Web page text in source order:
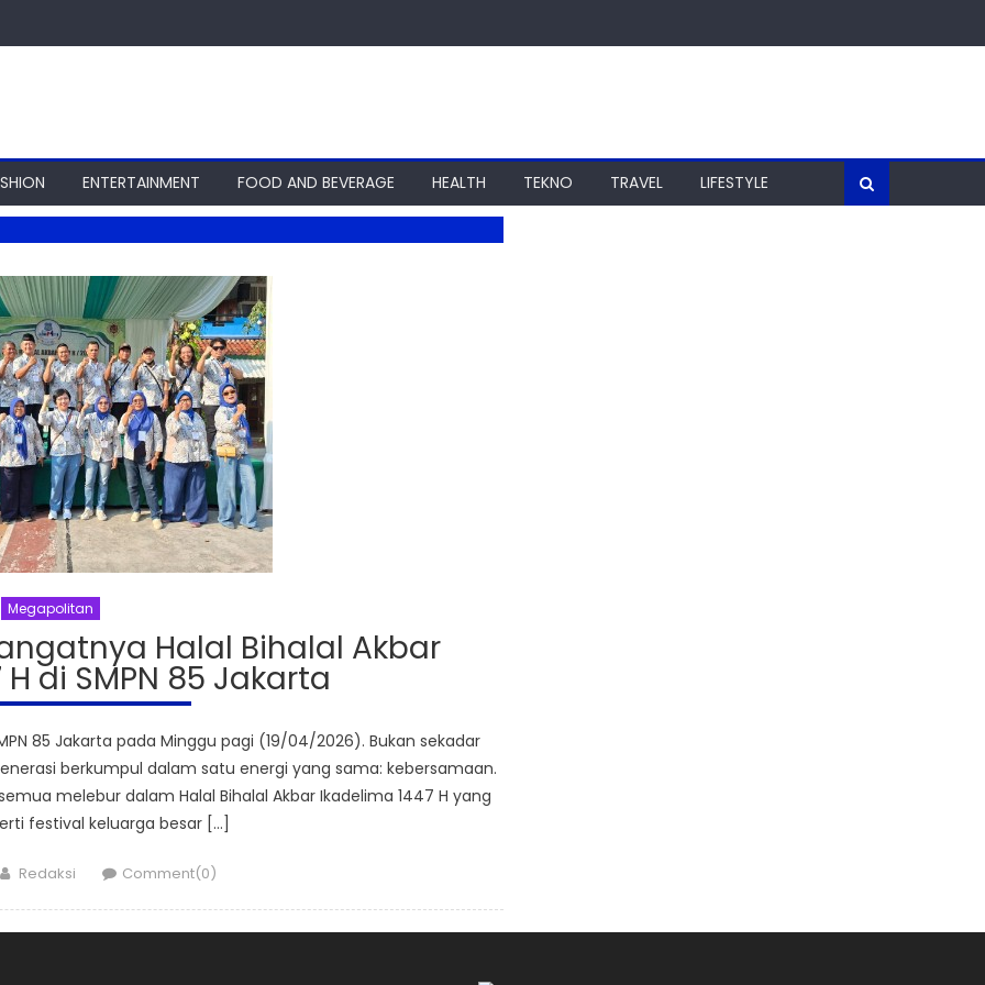
ENTERTAINMENT FOOD AND BEVERAGE HEALTH TEKNO TRAVEL LIFESTYLE
Megapolitan
Halal Bihalal Akbar
di SMPN 85 Jakarta
85 Jakarta pada Minggu pagi (19/04/2026). Bukan sekadar
berkumpul dalam satu energi yang sama: kebersamaan.
melebur dalam Halal Bihalal Akbar Ikadelima 1447 H yang
festival keluarga besar […]
Author
Redaksi Comment(0)